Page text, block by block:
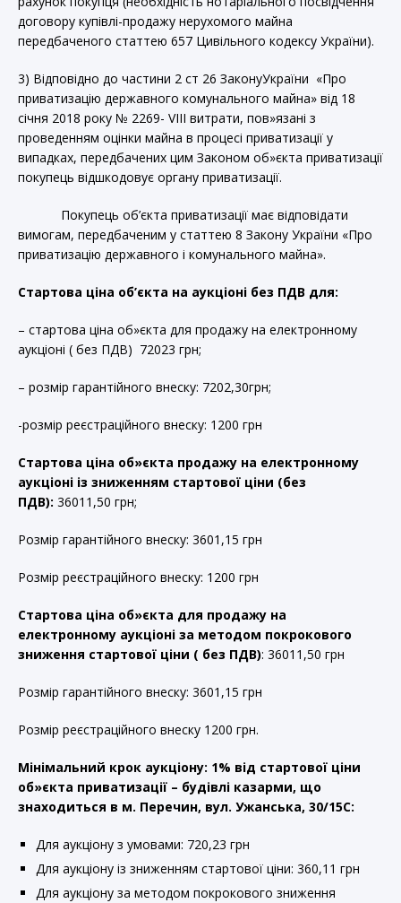
договору купівлі-продажу нерухомого майна
передбаченого статтею 657 Цивільного кодексу України).
3) Відповідно до частини 2 ст 26 ЗаконуУкраїни «Про
приватизацію державного комунального майна» від 18
січня 2018 року № 2269- VIII витрати, пов»язані з
проведенням оцінки майна в процесі приватизації у
випадках, передбачених цим Законом об»єкта приватизації
покупець відшкодовує органу приватизації.
Покупець об’єкта приватизації має відповідати
вимогам, передбаченим у статтею 8 Закону України «Про
приватизацію державного і комунального майна».
Стартова ціна об’єкта на аукціоні без ПДВ для:
– стартова ціна об»єкта для продажу на електронному
аукціоні ( без ПДВ) 72023 грн;
– розмір гарантійного внеску: 7202,30грн;
-розмір реєстраційного внеску: 1200 грн
Стартова ціна об»єкта продажу на електронному
аукціоні із зниженням стартової ціни (без
ПДВ): 36011,50 грн;
Розмір гарантійного внеску: 3601,15 грн
Розмір реєстраційного внеску: 1200 грн
Стартова ціна об»єкта для продажу на
електронному аукціоні за методом покрокового
зниження стартової ціни ( без ПДВ): 36011,50 грн
Розмір гарантійного внеску: 3601,15 грн
Розмір реєстраційного внеску 1200 грн.
Мінімальний крок аукціону: 1% від стартової ціни
об»єкта приватизації – будівлі казарми, що
знаходиться в м. Перечин, вул. Ужанська, 30/15С:
Для аукціону з умовами: 720,23 грн
Для аукціону із зниженням стартової ціни: 360,11 грн
Для аукціону за методом покрокового зниження